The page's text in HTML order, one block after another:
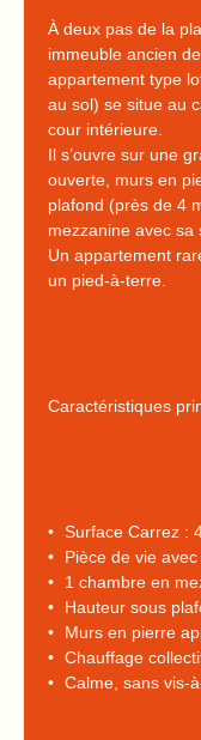
À deux pas de la
immeuble ancien
appartement type
au sol) se situe au
cour intérieure.
Il s’ouvre sur une
ouverte, murs en
plafond (près de 4
mezzanine avec sa
Un appartement
un pied-à-terre.
Caractéristiques
Surface Carrez :
Pièce de vie
1 chambre en
Hauteur sous
Murs en pierre
Chauffage
Calme, sans vis-